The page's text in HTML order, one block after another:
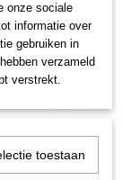
onze sociale
informatie over
gebruiken in
verzameld
verstrekt.
toestaan